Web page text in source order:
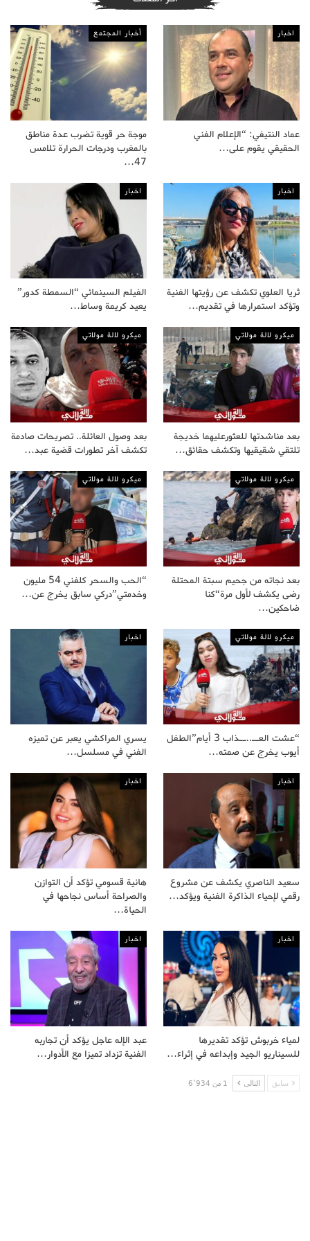
اخبار
عماد النتيفي: “الإعلام الفني
الحقيقي يقوم على…
أخبار المجتمع
موجة حر قوية تضرب عدة مناطق
بالمغرب ودرجات الحرارة تلامس
47…
اخبار
ثريا العلوي تكشف عن رؤيتها الفنية
وتؤكد استمرارها في تقديم…
اخبار
الفيلم السينمائي “السمطة كدور”
يعيد كريمة وساط…
ميكرو لالة مولاتي
بعد مناشدتها للعثورعليهما خديجة
تلتقي شقيقيها وتكشف حقائق…
ميكرو لالة مولاتي
بعد وصول العائلة.. تصريحات صادمة
تكشف آخر تطورات قضية عبد…
ميكرو لالة مولاتي
بعد نجاته من جحيم سبتة المحتلة
رضى يكشف لأول مرة“كنا
ضاحكين…
ميكرو لالة مولاتي
“الحب والسحر كلفني 54 مليون
وخدمتي”دركي سابق يخرج عن…
ميكرو لالة مولاتي
“عشت العــ..ــذاب 3 أيام”الطفل
أيوب يخرج عن صمته…
اخبار
يسري المراكشي يعبر عن تميزه
الفني في مسلسل…
اخبار
سعيد الناصري يكشف عن مشروع
رقمي لإحياء الذاكرة الفنية ويؤكد…
اخبار
هانية قسومي تؤكد أن التوازن
والصراحة أساس نجاحها في
الحياة…
اخبار
لمياء خربوش تؤكد تقديرها
للسيناريو الجيد وإبداعه في إثراء…
اخبار
عبد الإله عاجل يؤكد أن تجاربه
الفنية تزداد تميزا مع الأدوار…
سابق التالى 1 من 6٬934